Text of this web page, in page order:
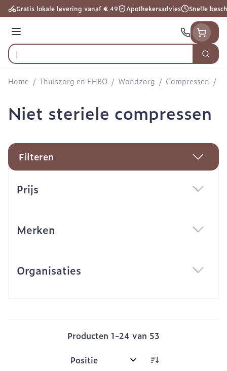
Ga naar de inhoud
Gratis lokale levering vanaf € 49 Apothekersadvies Snelle
Menu
Product, merk, categorie...
Zoek
Home / Thuiszorg en EHBO / Wondzorg / Compressen /
Niet steriele compressen
Filteren
Prijs
Merken
Organisaties
Producten 1-24 van 53
Sorteer op: